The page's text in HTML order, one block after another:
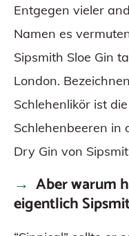
Entgegen vieler
Namen es
Sipsmith Sloe Gin
London.
Schlehenlikör ist
Schlehenbeeren in
Dry Gin von
Aber warum
eigentlich